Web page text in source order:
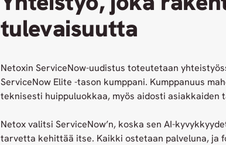
tulevaisuutta
Netoxin ServiceNow-uudistus toteutetaan
ServiceNow Elite -tason kumppani. Kumppanuus
teknisesti huippuluokkaa, myös aidosti asiakkaiden
Netox valitsi ServiceNow’n, koska sen AI-
tarvetta kehittää itse. Kaikki ostetaan palveluna, ja